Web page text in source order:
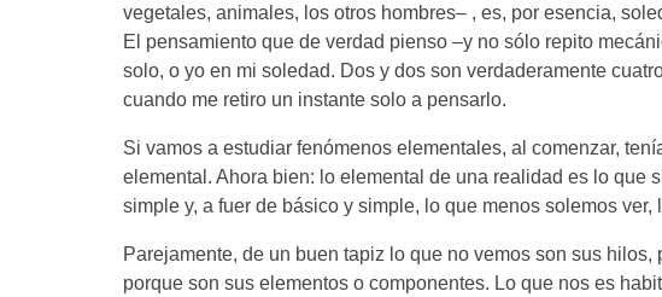
vegetales, animales, los otros hombres– , es, por esencia,
El pensamiento que de verdad pienso –y no sólo repito
solo, o yo en mi soledad. Dos y dos son verdaderamente
cuando me retiro un instante solo a pensarlo.
Si vamos a estudiar fenómenos elementales, al comenzar,
elemental. Ahora bien: lo elemental de una realidad es lo que
simple y, a fuer de básico y simple, lo que menos solemos
Parejamente, de un buen tapiz lo que no vemos son sus
porque son sus elementos o componentes. Lo que nos es